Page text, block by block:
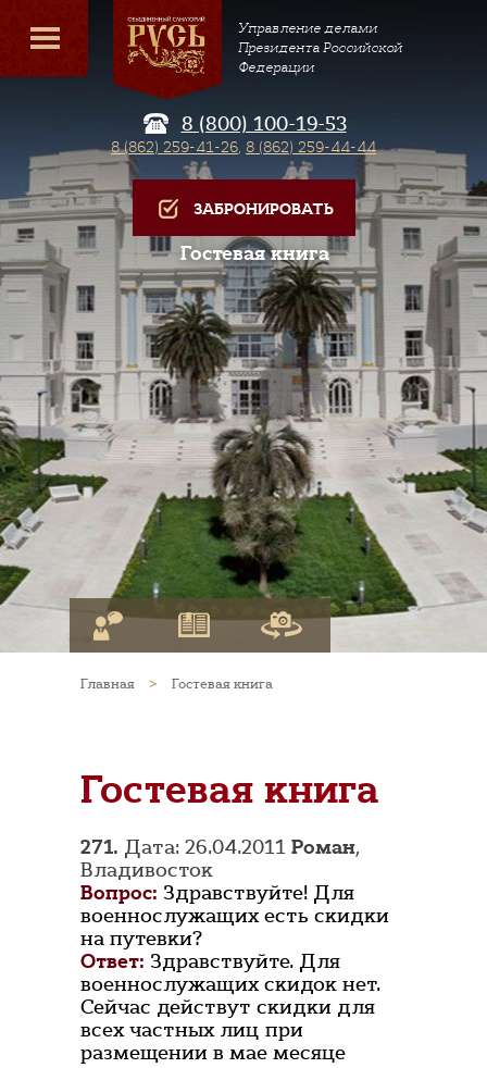
Управление делами
Президента Российской
Федерации
8 (800) 100-19-53
8 (862) 259-41-26, 8 (862) 259-44-44
ЗАБРОНИРОВАТЬ
Гостевая книга
Главная > Гостевая книга
Гостевая книга
271. Дата: 26.04.2011 Роман,
Владивосток
Вопрос: Здравствуйте! Для
военнослужащих есть скидки
на путевки?
Ответ: Здравствуйте. Для
военнослужащих скидок нет.
Сейчас действут скидки для
всех частных лиц при
размещении в мае месяце